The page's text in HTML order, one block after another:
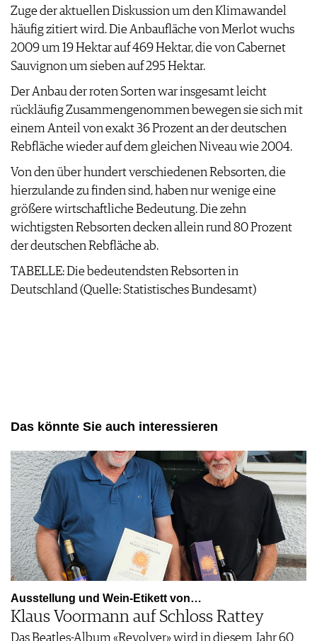
AGB & DATENSCHUTZ
Zuge der aktuellen Diskussion um den Klimawandel
häufig zitiert wird. Die Anbaufläche von Merlot wuchs
2009 um 19 Hektar auf 469 Hektar, die von Cabernet
Sauvignon um sieben auf 295 Hektar.
Der Anbau der roten Sorten war insgesamt leicht
rückläufig Zusammengenommen bewegen sie sich mit
einem Anteil von exakt 36 Prozent an der deutschen
Rebfläche wieder auf dem gleichen Niveau wie 2004.
Von den über hundert verschiedenen Rebsorten, die
hierzulande zu finden sind, haben nur wenige eine
größere wirtschaftliche Bedeutung. Die zehn
wichtigsten Rebsorten decken allein rund 80 Prozent
der deutschen Rebfläche ab.
TABELLE: Die bedeutendsten Rebsorten in
Deutschland (Quelle: Statistisches Bundesamt)
Das könnte Sie auch interessieren
Ausstellung und Wein-Etikett von…
Klaus Voormann auf Schloss Rattey
Das Beatles-Album «Revolver» wird in diesem Jahr 60